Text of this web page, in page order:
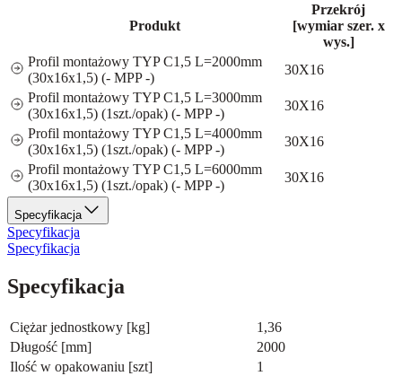
Produkt
Przekrój
[wymiar szer. x
wys.]
Profil montażowy TYP C1,5 L=2000mm
(30x16x1,5) (- MPP -)
30X16
Profil montażowy TYP C1,5 L=3000mm
(30x16x1,5) (1szt./opak) (- MPP -)
30X16
Profil montażowy TYP C1,5 L=4000mm
(30x16x1,5) (1szt./opak) (- MPP -)
30X16
Profil montażowy TYP C1,5 L=6000mm
(30x16x1,5) (1szt./opak) (- MPP -)
30X16
Specyfikacja
Specyfikacja
Specyfikacja
Specyfikacja
Ciężar jednostkowy [kg]
1,36
Długość [mm]
2000
Ilość w opakowaniu [szt]
1